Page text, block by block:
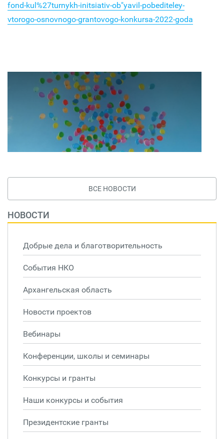
fond-kul%27turnykh-initsiativ-ob"yavil-pobediteley-
vtorogo-osnovnogo-grantovogo-konkursa-2022-goda
ВСЕ НОВОСТИ
НОВОСТИ
Добрые дела и благотворительность
События НКО
Архангельская область
Новости проектов
Вебинары
Конференции, школы и семинары
Конкурсы и гранты
Наши конкурсы и события
Президентские гранты